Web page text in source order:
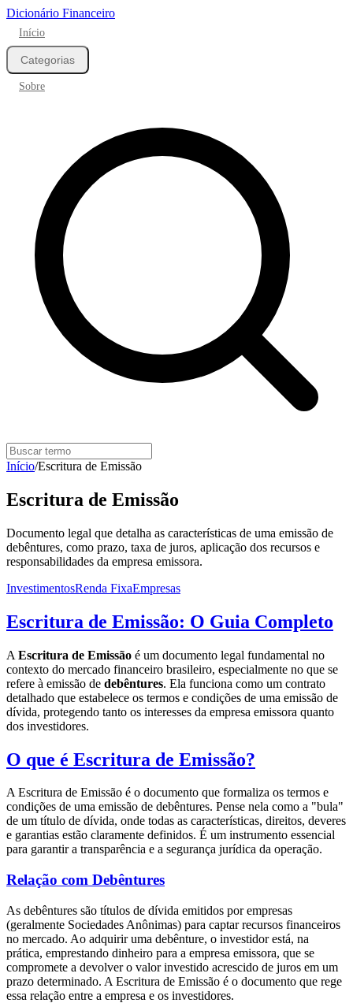
Dicionário Financeiro
Início
Categorias
Sobre
Início/Escritura de Emissão
Escritura de Emissão
Documento legal que detalha as características de uma emissão de
debêntures, como prazo, taxa de juros, aplicação dos recursos e
responsabilidades da empresa emissora.
InvestimentosRenda FixaEmpresas
Escritura de Emissão: O Guia Completo
A Escritura de Emissão é um documento legal fundamental no
contexto do mercado financeiro brasileiro, especialmente no que se
refere à emissão de debêntures. Ela funciona como um contrato
detalhado que estabelece os termos e condições de uma emissão de
dívida, protegendo tanto os interesses da empresa emissora quanto
dos investidores.
O que é Escritura de Emissão?
A Escritura de Emissão é o documento que formaliza os termos e
condições de uma emissão de debêntures. Pense nela como a "bula"
de um título de dívida, onde todas as características, direitos, deveres
e garantias estão claramente definidos. É um instrumento essencial
para garantir a transparência e a segurança jurídica da operação.
Relação com Debêntures
As debêntures são títulos de dívida emitidos por empresas
(geralmente Sociedades Anônimas) para captar recursos financeiros
no mercado. Ao adquirir uma debênture, o investidor está, na
prática, emprestando dinheiro para a empresa emissora, que se
compromete a devolver o valor investido acrescido de juros em um
prazo determinado. A Escritura de Emissão é o documento que rege
essa relação entre a empresa e os investidores.